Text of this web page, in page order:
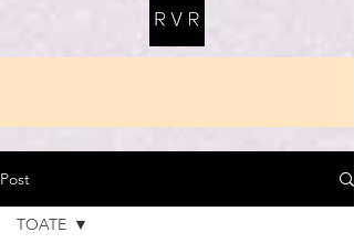
Post
TOATE